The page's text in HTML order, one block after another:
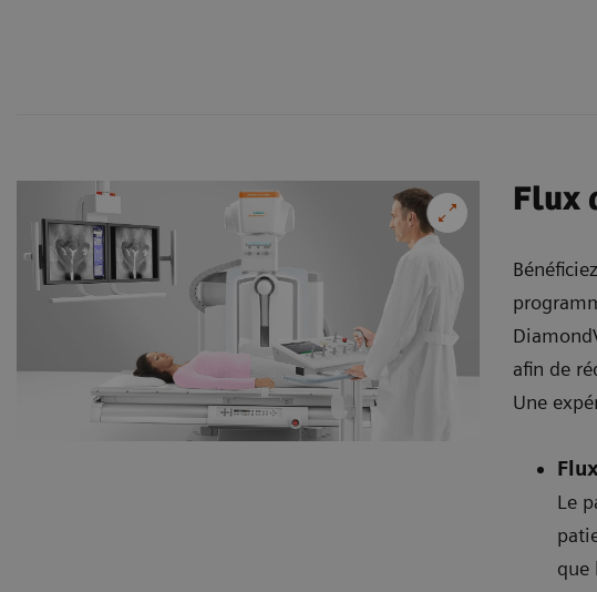
Flux
afin de
Une
Le
que